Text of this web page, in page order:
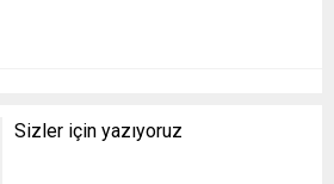
Sizler için yazıyoruz